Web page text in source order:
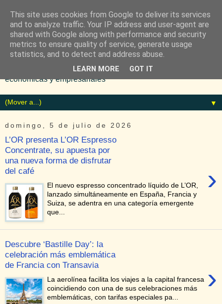
Diario especializado en noticias
económicas y empresariales
▼
domingo, 5 de julio de 2026
L’OR presenta L’OR Espresso
Concentrate, su apuesta por
una nueva forma de disfrutar
del café
›
El nuevo espresso concentrado líquido de L’OR,
lanzado simultáneamente en España, Francia y
Suiza, se adentra en una categoría emergente
que...
Descubre ‘Bastille Day’: la
celebración más emblemática
de Francia con Transavia
›
La aerolínea facilita los viajes a la capital francesa
coincidiendo con una de sus celebraciones más
emblemáticas, con tarifas especiales pa...
This site uses cookies from Google to deliver its services
and to analyze traffic. Your IP address and user-agent are
shared with Google along with performance and security
metrics to ensure quality of service, generate usage
statistics, and to detect and address abuse.
LEARN MORE GOT IT